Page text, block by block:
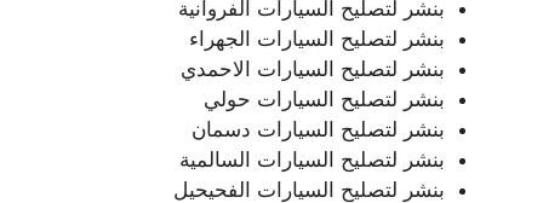
بنشر لتصليح السيارات الفروانية
بنشر لتصليح السيارات الجهراء
بنشر لتصليح السيارات الاحمدي
بنشر لتصليح السيارات حولي
بنشر لتصليح السيارات دسمان
بنشر لتصليح السيارات السالمية
بنشر لتصليح السيارات الفحيحيل